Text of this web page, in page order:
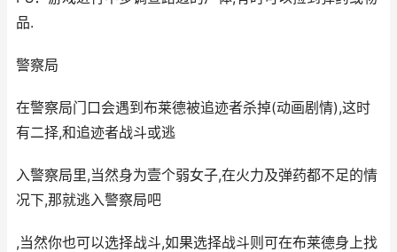
品.
警察局
在警察局门口会遇到布莱德被追迹者杀掉(动画剧情),这时
有二择,和追迹者战斗或逃
入警察局里,当然身为壹个弱女子,在火力及弹药都不足的情
况下,那就逃入警察局吧
,当然你也可以选择战斗,如果选择战斗则可在布莱德身上找